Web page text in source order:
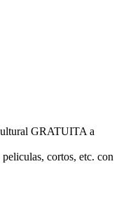
GRATUITA a
cortos, etc. con